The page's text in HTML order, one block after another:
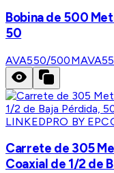
Bobina de 500
50
AVA550/500M
LINKEDPRO BY
Carrete de 305
Coaxial de 1/2 de